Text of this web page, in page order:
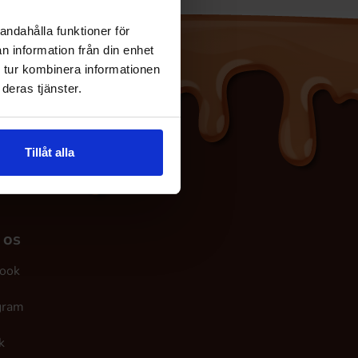
funktioner för
information från din enhet
kombinera informationen
tjänster.
Tillåt alla